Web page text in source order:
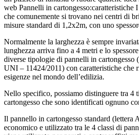
web Pannelli in cartongesso:caratteristiche
che comunemente si trovano nei centri di
misure standard di 1,2x2m, con uno
Normalmente la larghezza è sempre
lunghezza arriva fino a 4 metri e lo
diverse tipologie di pannelli in cartongesso
UNI – 11424/2011) con caratteristiche che
esigenze nel mondo dell’edilizia.
Nello specifico, possiamo distinguere tra 4
cartongesso che sono identificati ognuno
Il pannello in cartongesso standard (lettera
economico e utilizzato tra le 4 classi di